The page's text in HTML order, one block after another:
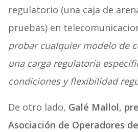
regulatorio (una caja de
pruebas) en
probar cualquier modelo de
una carga regulatoria
condiciones y flexibilidad
De otro lado, Galé Mallol,
Asociación de Operadores